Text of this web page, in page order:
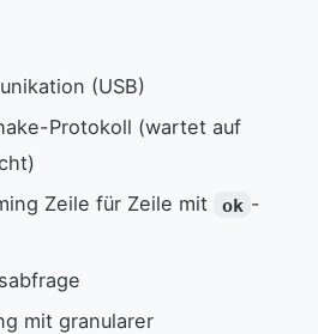
(USB)
Protokoll (wartet auf
Zeile für Zeile mit
ok -
mit granularer